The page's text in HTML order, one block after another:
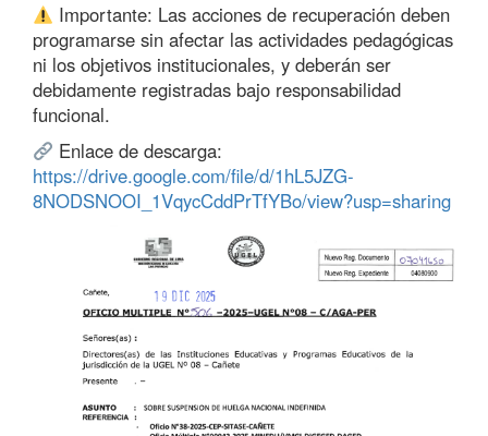
Importante: Las acciones de recuperación deben
programarse sin afectar las actividades pedagógicas
ni los objetivos institucionales, y deberán ser
debidamente registradas bajo responsabilidad
funcional.
Enlace de descarga:
https://drive.google.com/file/d/1hL5JZG-
8NODSNOOI_1VqycCddPrTfYBo/view?usp=sharing